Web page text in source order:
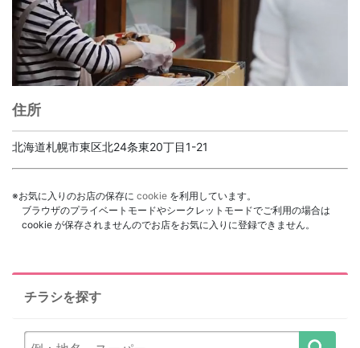
住所
北海道札幌市東区北24条東20丁目1-21
※お気に入りのお店の保存に cookie を利用しています。
ブラウザのプライベートモードやシークレットモードでご利用の場合は
cookie が保存されませんのでお店をお気に入りに登録できません。
チラシを探す